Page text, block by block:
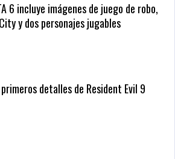
6 incluye imágenes de juego de robo,
y dos personajes jugables
detalles de Resident Evil 9